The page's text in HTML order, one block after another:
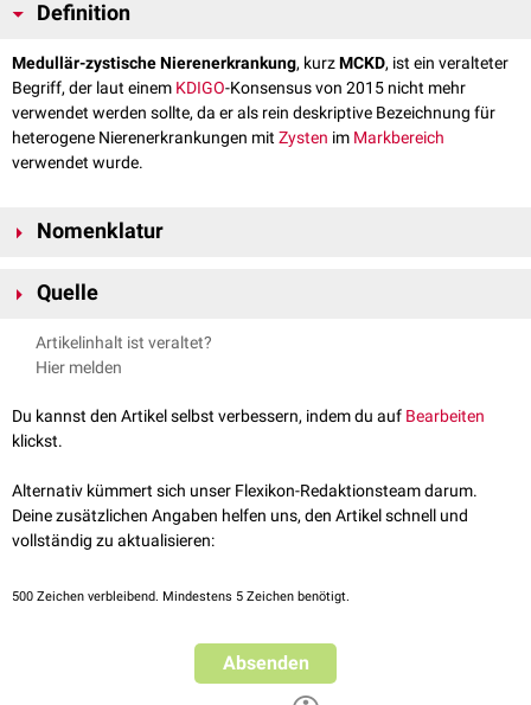
Definition
Medullär-zystische Nierenerkrankung, kurzMCKD, ist ein veralteter
Begriff, der laut einem KDIGO-Konsensus von 2015 nicht mehr
verwendet werden sollte, da er als rein deskriptive Bezeichnung für
heterogene Nierenerkrankungen mitZysten im Markbereich
verwendet wurde.
Nomenklatur
unter denautosomal-dominanten tubulo-interstitiellen
früher als MCKD1 oder MCKD2 bezeichnet wurden, nennt man heute
ADTKD-MUC1 bzw. ADTKD-UMOD.
Quelle
Eckardt KU, Alper SL, Antignac C, Bleyer AJ, Chauveau D, Dahan K,
Deltas C, Hosking A, Kmoch S, Rampoldi L, Wiesener M, Wolf MT,
dominant tubulointerstitial kidney disease: diagnosis, classification,
and management--A KDIGO consensus report
25738250.
Artikelinhalt ist veraltet?
Hier melden
Du kannst den Artikel selbst verbessern, indem du auf Bearbeiten
klickst.
Alternativ kümmert sich unser Flexikon-Redaktionsteam darum.
Deine zusätzlichen Angaben helfen uns, den Artikel schnell und
vollständig zu aktualisieren:
500 Zeichen verbleibend. Mindestens 5 Zeichen benötigt.
Absenden